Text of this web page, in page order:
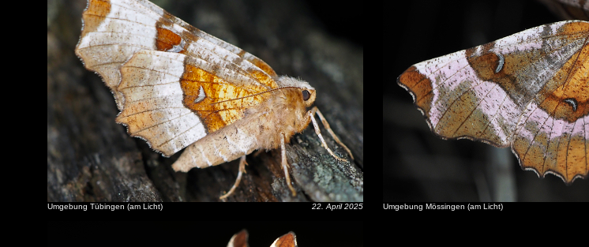
Umgebung Tübingen (am Licht) 22. April 2025 Umgebung Mössingen (am Licht)